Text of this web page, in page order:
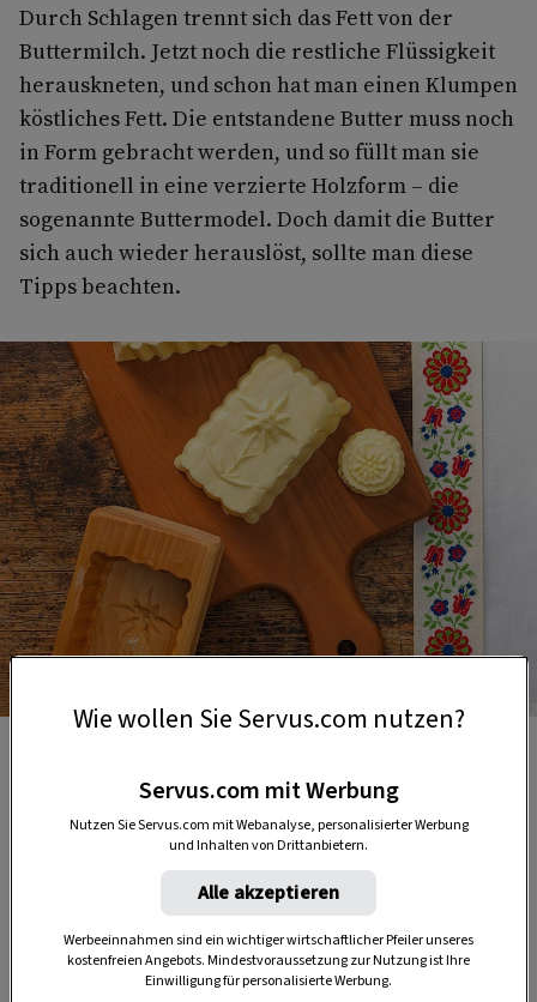
Durch Schlagen trennt sich das Fett von der
Buttermilch. Jetzt noch die restliche Flüssigkeit
herauskneten, und schon hat man einen Klumpen
köstliches Fett. Die entstandene Butter muss noch
in Form gebracht werden, und so füllt man sie
traditionell in eine verzierte Holzform – die
sogenannte Buttermodel. Doch damit die Butter
sich auch wieder herauslöst, sollte man diese
Tipps beachten.
Foto: Ingo Eisenhut
Anzeige
Wie wollen Sie Servus.com nutzen?
Servus.com mit Werbung
Nutzen Sie Servus.com mit Webanalyse, personalisierter Werbung
und Inhalten von Drittanbietern.
Alle akzeptieren
Werbeeinnahmen sind ein wichtiger wirtschaftlicher Pfeiler unseres
kostenfreien Angebots. Mindestvoraussetzung zur Nutzung ist Ihre
Einwilligung für personalisierte Werbung.